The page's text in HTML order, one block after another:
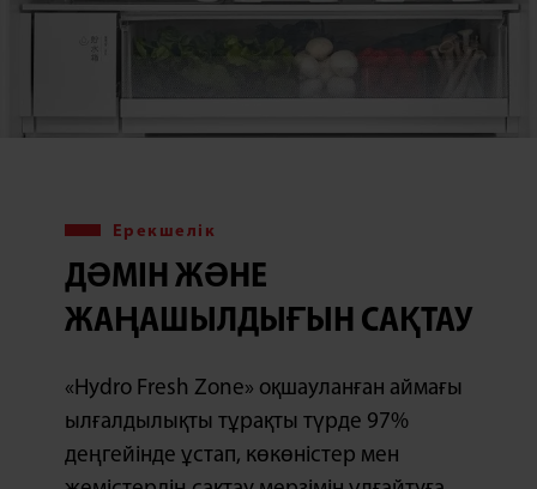
Ерекшелік
ДӘМІН ЖӘНЕ
ЖАҢАШЫЛДЫҒЫН САҚТАУ
«Hydro Fresh Zone» оқшауланған аймағы
ылғалдылықты тұрақты түрде 97%
деңгейінде ұстап, көкөністер мен